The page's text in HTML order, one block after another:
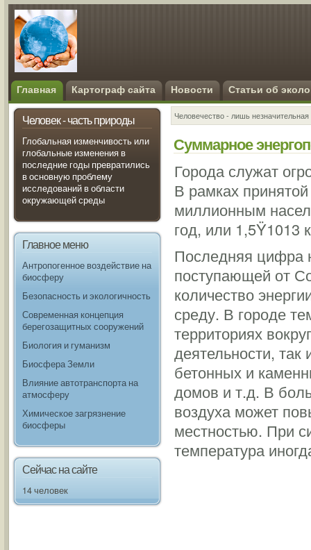
Главная Картограф сайта Новости Статьи об
Человек - часть природы
Глобальная изменчивость или
глобальные изменения в
последние годы превратились
в основную проблему
исследований в области
окружающей среды
Главное меню
Антропогенное воздействие на
биосферу
Безопасность и экологичность
Современная концепция
берегозащитных сооружений
Биология и гуманизм
Биосфера Земли
Влияние автотранспорта на
атмосферу
Химическое загрязнение
биосферы
Сейчас на сайте
14 человек
Человечество - лишь
Суммарное
Города служат
В рамках
миллионным
год, или 1,5Ÿ1013
Последняя цифра
поступающей от
количество
среду. В городе
территориях
деятельности,
бетонных и
домов и т.д. В
воздуха может
местностью. При
температура